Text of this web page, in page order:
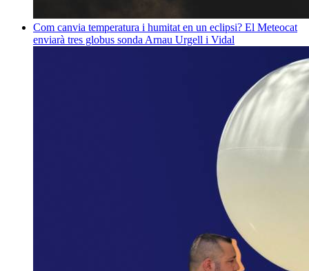
Com canvia temperatura i humitat en un eclipsi? El Meteocat
enviarà tres globus sonda Arnau Urgell i Vidal